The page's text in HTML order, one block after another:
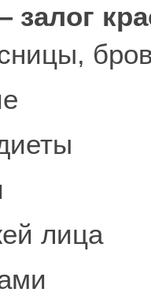
лица